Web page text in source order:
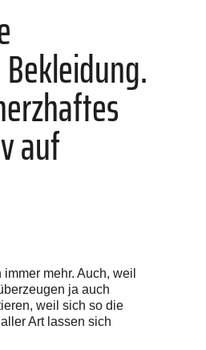
auf
mehr. Auch, weil
ja auch
weil sich so die
Art lassen sich